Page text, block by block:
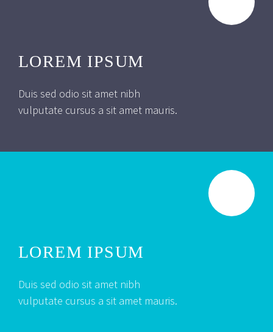
LOREM IPSUM
Duis sed odio sit amet nibh
vulputate cursus a sit amet mauris.
LOREM IPSUM
Duis sed odio sit amet nibh
vulputate cursus a sit amet mauris.